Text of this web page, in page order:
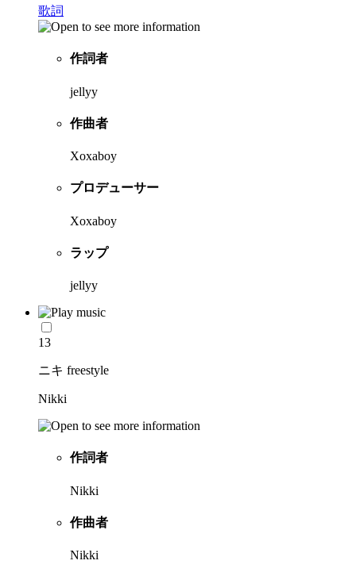
歌詞
作詞者
jellyy
作曲者
Xoxaboy
プロデューサー
Xoxaboy
ラップ
jellyy
13
ニキ freestyle
Nikki
作詞者
Nikki
作曲者
Nikki